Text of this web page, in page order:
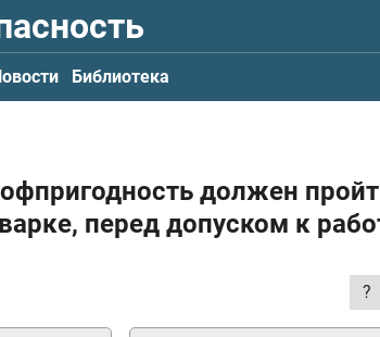
Библиотека
должен
перед допуском к
?